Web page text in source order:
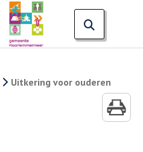
Uitkering voor ouderen